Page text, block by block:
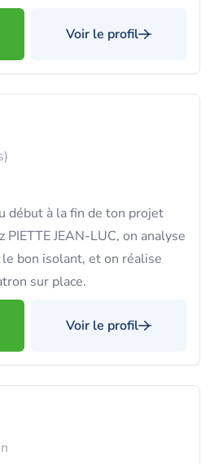
Voir le profil
début à la fin de ton projet
JEAN-LUC, on analyse
bon isolant, et on réalise
sur place.
Voir le profil